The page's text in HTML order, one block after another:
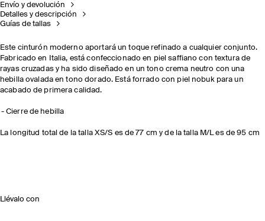
Envío y devolución
Detalles y descripción
Guías de tallas
Este cinturón moderno aportará un toque refinado a cualquier conjunto.
Fabricado en Italia, está confeccionado en piel saffiano con textura de
rayas cruzadas y ha sido diseñado en un tono crema neutro con una
hebilla ovalada en tono dorado. Está forrado con piel nobuk para un
acabado de primera calidad.
Cierre de hebilla
La longitud total de la talla XS/S es de 77 cm y de la talla M/L es de 95 cm
Llévalo con